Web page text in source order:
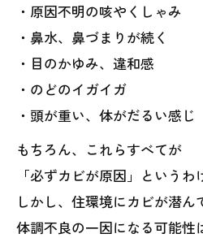
・原因不明の咳やくしゃみ
・鼻水、鼻づまりが続く
・目のかゆみ、違和感
・のどのイガイガ
・頭が重い、体がだるい感じ
もちろん、これらすべてが
「必ずカビが原因」というわ
しかし、住環境にカビが潜ん
体調不良の一因になる可能性